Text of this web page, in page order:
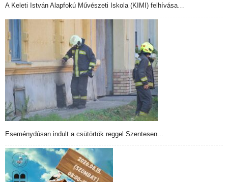
A Keleti István Alapfokú Művészeti Iskola (KIMI) felhívása…
Eseménydúsan indult a csütörtök reggel Szentesen…